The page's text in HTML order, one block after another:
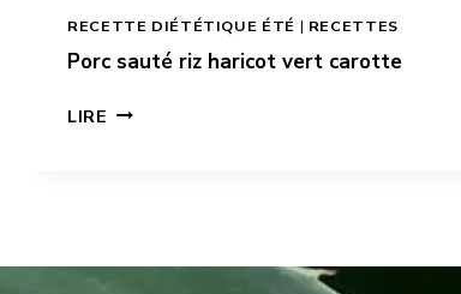
RECETTE DIÉTÉTIQUE ÉTÉ | RECETTES
Porc sauté riz haricot vert carotte
LIRE PORC